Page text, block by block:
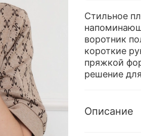
Стильное
воротник
короткие
пряжкой
решение
Описание